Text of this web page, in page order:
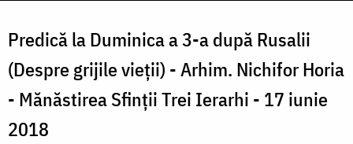
Predică la Duminica a 3-a după Rusalii
(Despre grijile vieții) - Arhim. Nichifor Horia
- Mănăstirea Sfinții Trei Ierarhi - 17 iunie
2018